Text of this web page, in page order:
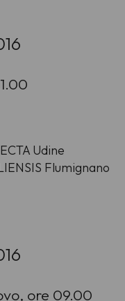
Udine
Flumignano
ore 09.00